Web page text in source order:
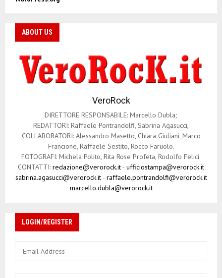
ABOUT US
VeroRock
DIRETTORE RESPONSABILE: Marcello Dubla;
REDATTORI: Raffaele Pontrandolfi, Sabrina Agasucci,
COLLABORATORI: Alessandro Masetto, Chiara Giuliani, Marco
Francione, Raffaele Sestito, Rocco Faruolo.
FOTOGRAFI: Michela Polito, Rita Rose Profeta, Rodolfo Felici.
CONTATTI: redazione@verorock.it - ufficiostampa@verorock.it
sabrina.agasucci@verorock.it- raffaele.pontrandolfi@verorock.it
marcello.dubla@verorock.it
LOGIN/REGISTER